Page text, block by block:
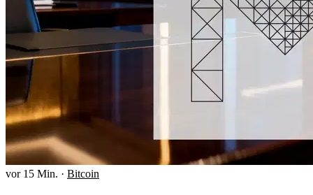
vor 15 Min. · Bitcoin